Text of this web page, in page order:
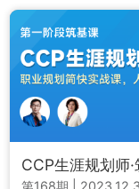
CCP生涯规划师